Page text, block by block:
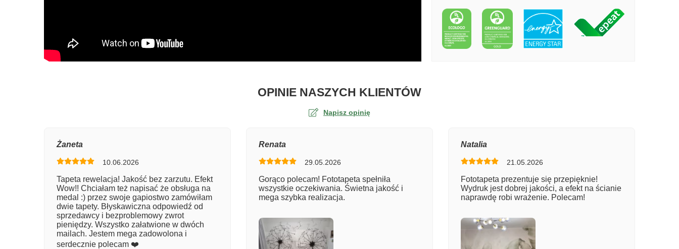
OPINIE NASZYCH KLIENTÓWO TAPECIE WĄSKA ULICA
Napisz opinię
Numer zamówienia
Żaneta
10.06.2026
Tapeta rewelacja! Jakość bez zarzutu. Efekt
Wow!! Chciałam też napisać że obsługa na
medal :) przez swoje gapiostwo zamówiłam
dwie tapety. Błyskawiczna odpowiedź od
sprzedawcy i bezproblemowy zwrot
pieniędzy. Wszystko załatwione w dwóch
mailach. Jestem mega zadowolona i
serdecznie polecam ❤️
Renata
29.05.2026
Gorąco polecam! Fototapeta spełniła
wszystkie oczekiwania. Świetna jakość i
mega szybka realizacja.
Natalia
21.05.2026
Fototapeta prezentuje się przepięknie!
Wydruk jest dobrej jakości, a efekt na ścianie
naprawdę robi wrażenie. Polecam!